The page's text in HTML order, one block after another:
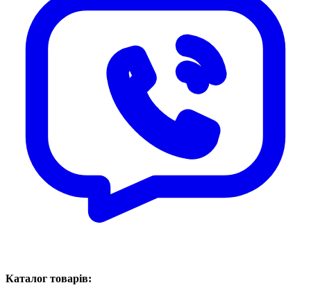
Каталог товарів: